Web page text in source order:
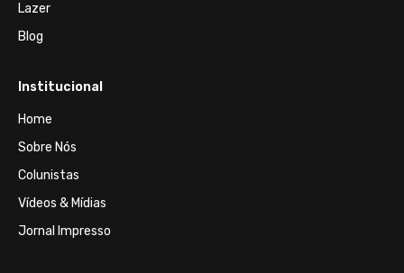
Lazer
Blog
Institucional
Home
Sobre Nós
Colunistas
Vídeos & Mídias
Jornal Impresso